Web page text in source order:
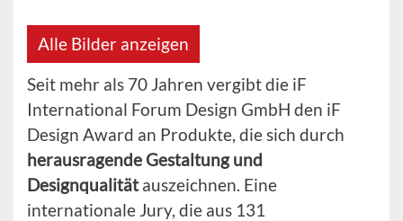
Alle Bilder anzeigen
Seit mehr als 70 Jahren vergibt die iF
International Forum Design GmbH den iF
Design Award an Produkte, die sich durch
herausragende Gestaltung und
Designqualitätauszeichnen. Eine
internationale Jury, die aus 131